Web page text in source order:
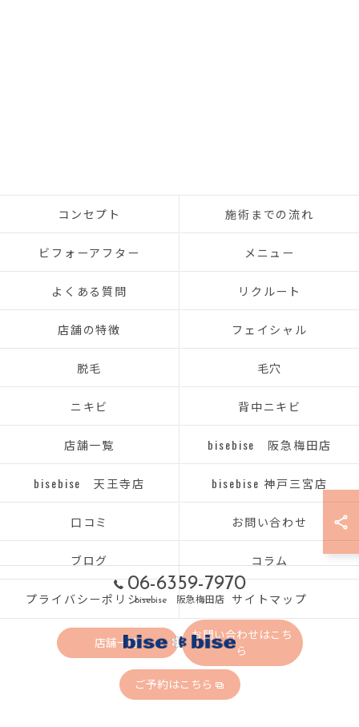
06-6359-7970
bisebise 阪急梅田店
店舗一覧
お問い合わせはこち
ら
ご予約はこちら
コンセプト 施術までの流れ
ビフォーアフター メニュー
よくある質問 リクルート
店舗の特徴 フェイシャル
脱毛 毛穴
ニキビ 背中ニキビ
店舗一覧 bisebise 阪急梅田店
bisebise 天王寺店 bisebise 神戸三宮店
口コミ お問い合わせ
ブログ コラム
プライバシーポリシー サイトマップ
© 2026 大阪府梅田のエステならbisebise ALL RIGHTS RESERVED.